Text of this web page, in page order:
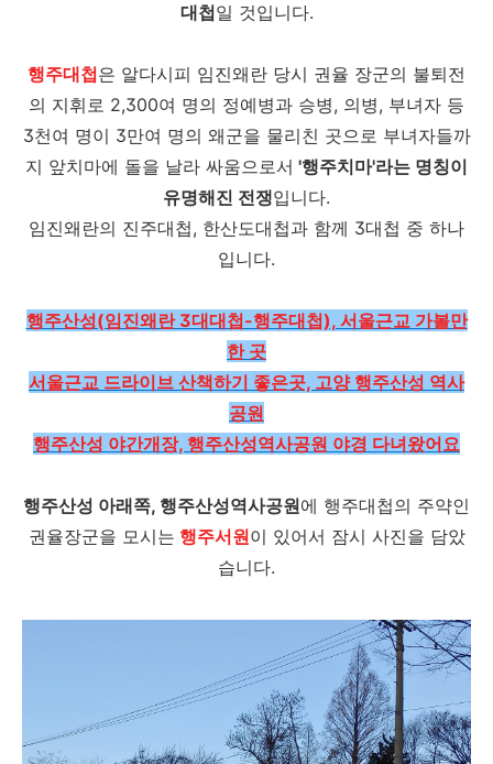
대첩일 것입니다.
행주대첩은 알다시피 임진왜란 당시 권율 장군의 불퇴전
의 지휘로 2,300여 명의 정예병과 승병, 의병, 부녀자 등
3천여 명이 3만여 명의 왜군을 물리친 곳으로 부녀자들까
지 앞치마에 돌을 날라 싸움으로서 '행주치마'라는 명칭이
유명해진 전쟁입니다.
임진왜란의 진주대첩, 한산도대첩과 함께 3대첩 중 하나
입니다.
행주산성(임진왜란 3대대첩-행주대첩), 서울근교 가볼만
한 곳
서울근교 드라이브 산책하기 좋은곳, 고양 행주산성 역사
공원
행주산성 야간개장, 행주산성역사공원 야경 다녀왔어요
행주산성 아래쪽, 행주산성역사공원에 행주대첩의 주약인
권율장군을 모시는 행주서원이 있어서 잠시 사진을 담았
습니다.